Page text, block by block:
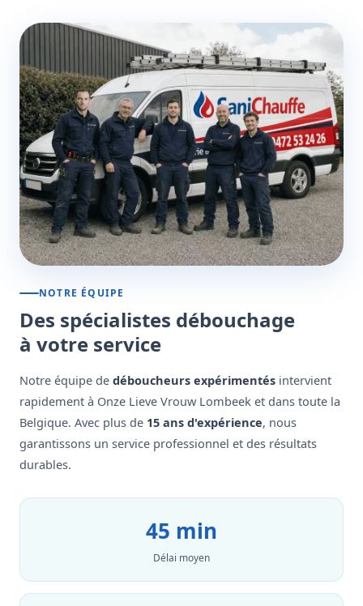
NOTRE ÉQUIPE
Des spécialistes débouchage
à votre service
Notre équipe de déboucheurs expérimentés intervient
rapidement à Onze Lieve Vrouw Lombeek et dans toute la
Belgique. Avec plus de 15 ans d'expérience, nous
garantissons un service professionnel et des résultats
durables.
45 min
Délai moyen